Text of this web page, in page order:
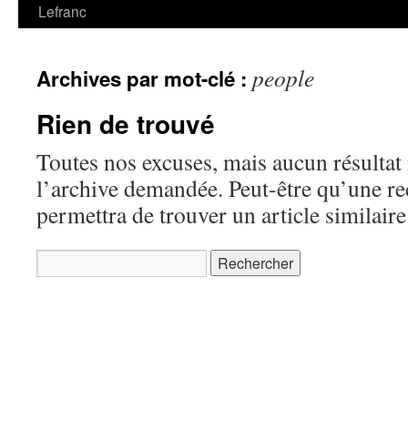
Lefranc
Archives par mot-clé : people
Rien de trouvé
Toutes nos excuses, mais aucun
l’archive demandée. Peut-être qu’une
permettra de trouver un article